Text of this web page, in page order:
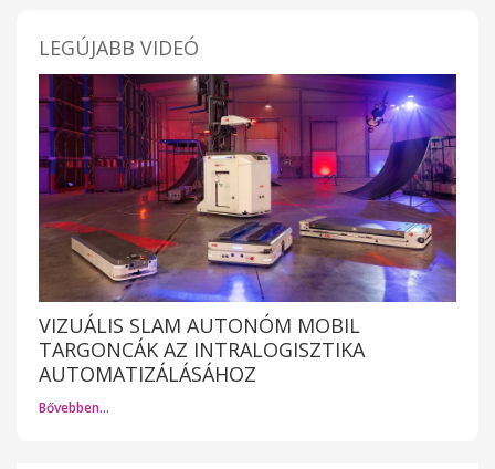
LEGÚJABB VIDEÓ
VIZUÁLIS SLAM AUTONÓM MOBIL
TARGONCÁK AZ INTRALOGISZTIKA
AUTOMATIZÁLÁSÁHOZ
Bővebben…